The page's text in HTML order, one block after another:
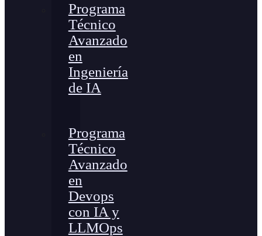
Programa
Técnico
Avanzado
en
Ingeniería
de IA
Programa
Técnico
Avanzado
en
Devops
con IA y
LLMOps